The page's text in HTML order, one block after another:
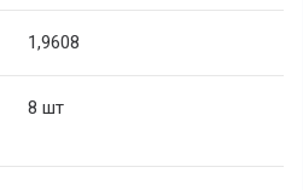
1,9608
8 шт